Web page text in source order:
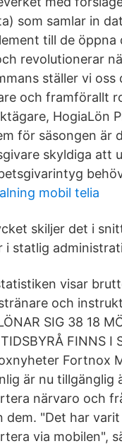
som samlar in
till de öppna
revolutionerar
ställer vi
och framförallt
HogiaLön
för säsongen är
skyldiga att
mobil telia
skiljer det i
i statlig
visar
och
SIG 38 18
FINNS
Fortnox
är nu tillgänglig
närvaro och
dem. "Det har
via mobilen",